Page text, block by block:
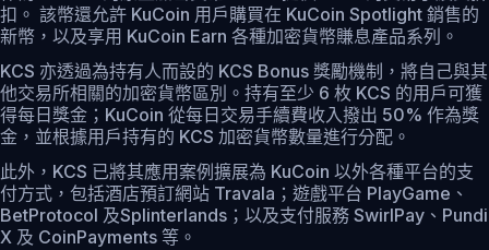
扣。 該幣還允許 KuCoin 用戶購買在 KuCoin Spotlight 銷售的
新幣，以及享用 KuCoin Earn 各種加密貨幣賺息產品系列。
KCS 亦透過為持有人而設的 KCS Bonus 獎勵機制，將自己與其
他交易所相關的加密貨幣區別。持有至少 6 枚 KCS 的用戶可獲
得每日獎金；KuCoin 從每日交易手續費收入撥出 50% 作為獎
金，並根據用戶持有的 KCS 加密貨幣數量進行分配。
此外，KCS 已將其應用案例擴展為 KuCoin 以外各種平台的支
付方式，包括酒店預訂網站 Travala；遊戲平台 PlayGame、
BetProtocol 及Splinterlands；以及支付服務 SwirlPay、Pundi
X 及 CoinPayments 等。